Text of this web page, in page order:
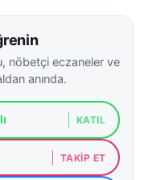
nöbetçi eczaneler ve
anında.
KATIL
TAKIP ET